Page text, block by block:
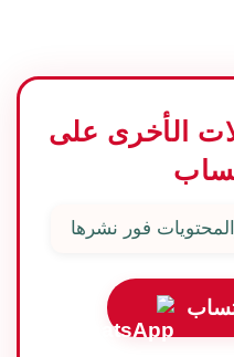
الأخرى على
فور نشرها